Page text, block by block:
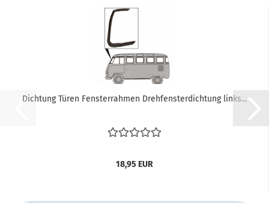
Dichtung Türen Fensterrahmen Drehfensterdichtung links...
18,95 EUR